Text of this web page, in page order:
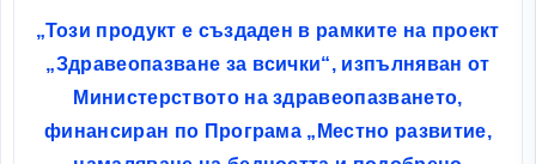
„Този продукт е създаден в рамките на проект
„Здравеопазване за всички“, изпълняван от
Министерството на здравеопазването,
финансиран по Програма „Местно развитие,